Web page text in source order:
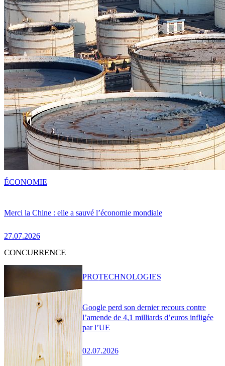
Merci la Chine : elle a sauvé l’économie mondiale
27.07.2026
ÉCONOMIE
CONCURRENCE
Google perd son dernier recours contre
l’amende de 4,1 milliards d’euros infligée
par l’UE
02.07.2026
PROTECHNOLOGIES